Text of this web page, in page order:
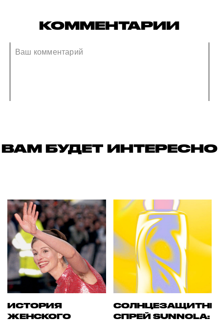
КОММЕНТАРИИ
ВАМ БУДЕТ ИНТЕРЕСНО
ИСТОРИЯ
ЖЕНСКОГО
СПРЕЙ SUNNOLA: